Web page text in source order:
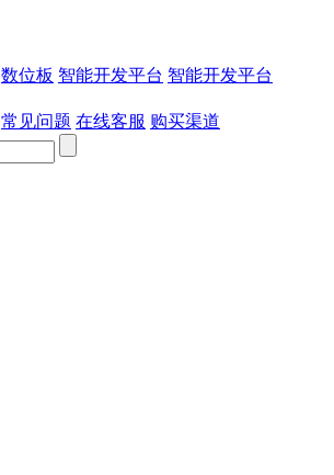
数位板 智能开发平台 智能开发平台
常见问题 在线客服 购买渠道